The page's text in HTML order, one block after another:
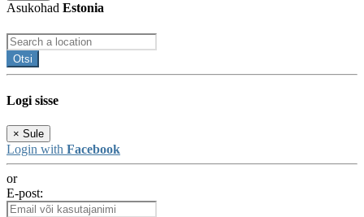
Asukohad Estonia
Otsi
Logi sisse
× Sule
Login with Facebook
or
E-post: